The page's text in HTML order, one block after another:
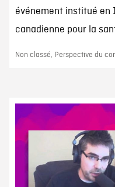
événement institué en
canadienne pour la
Non classé, Perspective du